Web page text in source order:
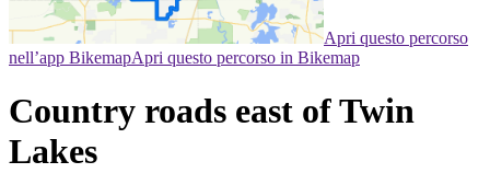
Apri questo percorso
nell’app BikemapApri questo percorso in Bikemap
Country roads east of Twin
Lakes